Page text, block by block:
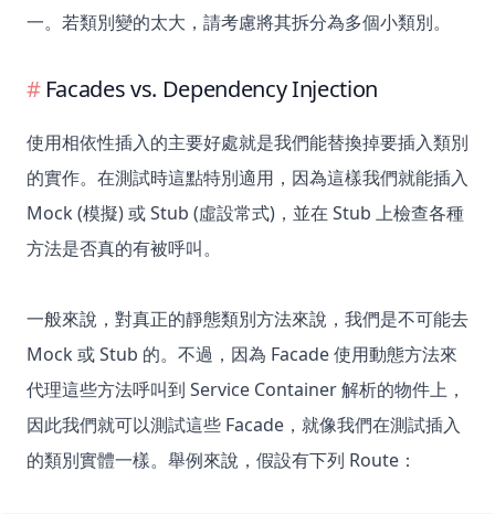
一。若類別變的太大，請考慮將其拆分為多個小類別。
Facades vs. Dependency Injection
使用相依性插入的主要好處就是我們能替換掉要插入類別
的實作。在測試時這點特別適用，因為這樣我們就能插入
Mock (模擬) 或 Stub (虛設常式)，並在 Stub 上檢查各種
方法是否真的有被呼叫。
一般來說，對真正的靜態類別方法來說，我們是不可能去
Mock 或 Stub 的。不過，因為 Facade 使用動態方法來
代理這些方法呼叫到 Service Container 解析的物件上，
因此我們就可以測試這些 Facade，就像我們在測試插入
的類別實體一樣。舉例來說，假設有下列 Route：